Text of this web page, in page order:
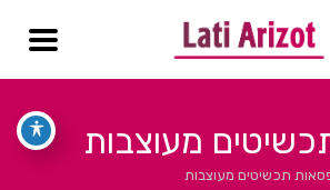
מעוצבות
תכשיטים מעוצבות